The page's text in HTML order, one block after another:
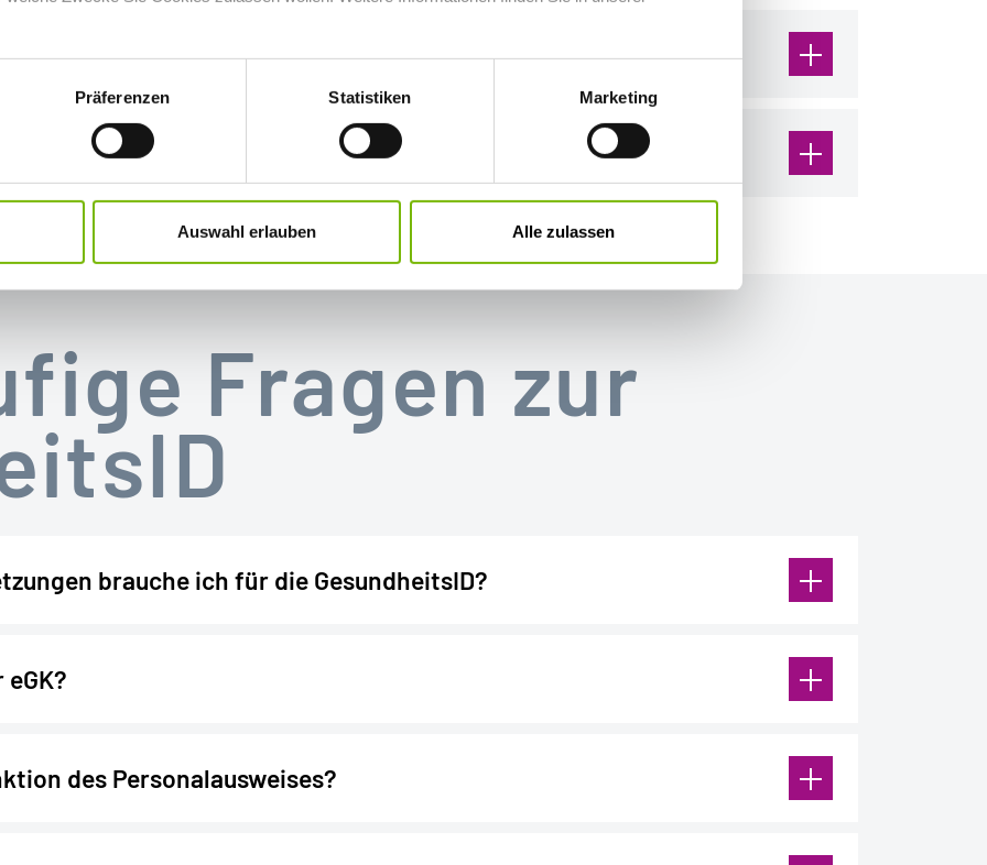
Präferenzen Statistiken Marketing
Auswahl erlauben Alle zulassen
unter Android
zuvor mit VideoIdent oder SelfIdent
älter als 6 Monate
unter iOS
Fragen zur
brauche ich für die GesundheitsID?
des Personalausweises?